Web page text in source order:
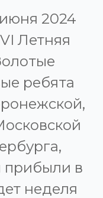
2024
Летняя
ребята
прибыли в
неделя